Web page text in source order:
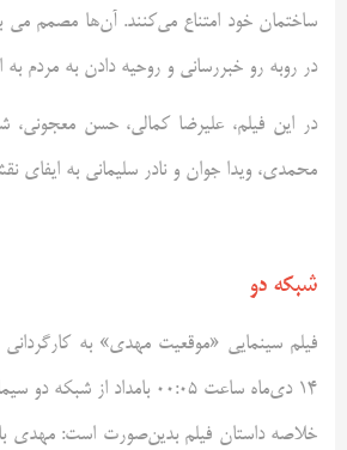
ساختمان خود امتناع می‌کنند. آن‌ها مصمم می
در روبه رو خبر‌رسانی و روحیه دادن به مردم به
در این فیلم، علیرضا کمالی، حسن معجونی،
محمدی، ویدا جوان و نادر سلیمانی به ایفای
شبکه دو
فیلم سینمایی «موقعیت مهدی» به
14 دی‌ماه ساعت 00:05 بامداد از شبکه دو سیما پخش خواهد شد.